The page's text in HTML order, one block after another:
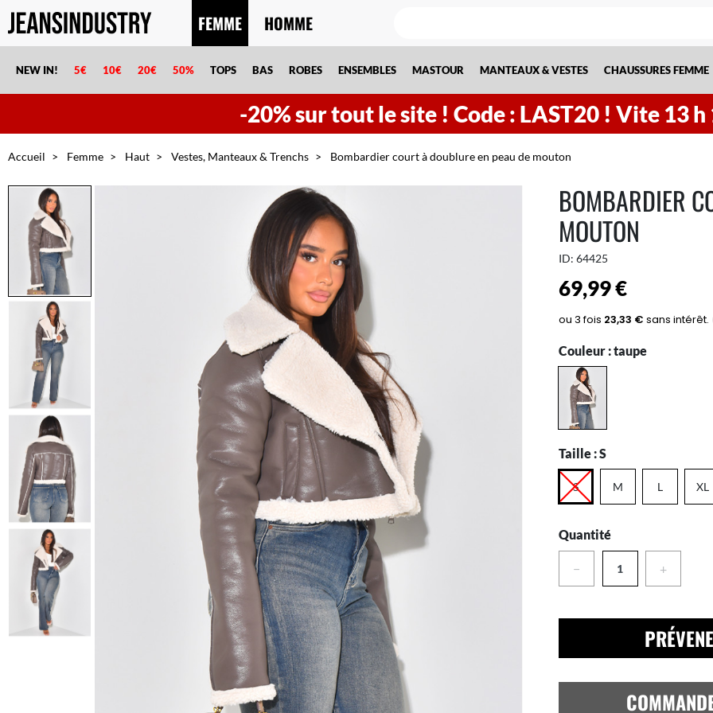
-20% sur tout le site ! Code : LAST20 ! Vite 13h
FEMME HOMME
NEW IN! 5€ 10€ 20€ 50% TOPS BAS ROBES ENSEMBLES MASTOUR MANTEAUX & VESTES CHAUSSURES FEMME
Accueil Femme Haut Vestes, Manteaux & Trenchs Bombardier court à doublure en peau de mouton
BOMBARDIER
MOUTON
ID: 64425
69,99 €
Couleur :taupe
Taille :S
S M L XL
Quantité
− +